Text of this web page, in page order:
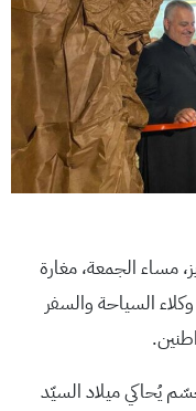
مساء الجمعة، مغارة
السياحة والسفر
يُحاكي ميلاد السيّد